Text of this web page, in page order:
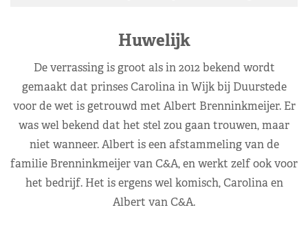
Huwelijk
De verrassing is groot als in 2012 bekend wordt
gemaakt dat prinses Carolina in Wijk bij Duurstede
voor de wet is getrouwd met Albert Brenninkmeijer. Er
was wel bekend dat het stel zou gaan trouwen, maar
niet wanneer. Albert is een afstammeling van de
familie Brenninkmeijer van C&A, en werkt zelf ook voor
het bedrijf. Het is ergens wel komisch, Carolina en
Albert van C&A.